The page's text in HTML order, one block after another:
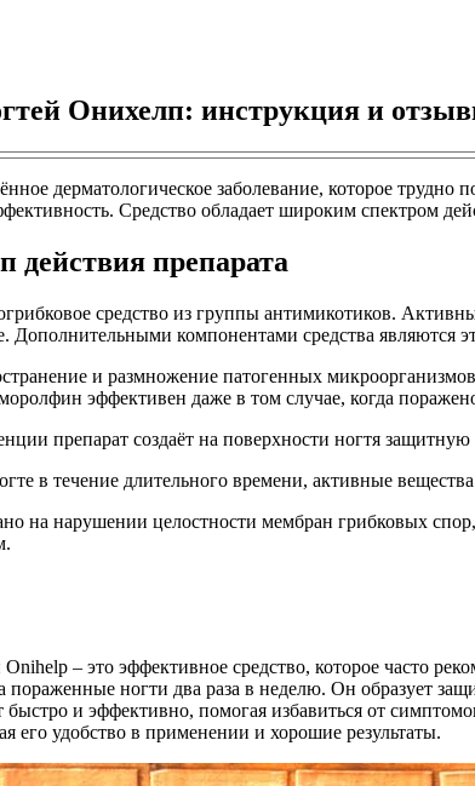
Онихелп: инструкция и
дерматологическое заболевание, которое
Средство обладает широким спектром
действия препарата
средство из группы антимикотиков.
Дополнительными компонентами средства являются
и размножение патогенных
эффективен даже в том случае, когда
препарат создаёт на поверхности ногтя
в течение длительного времени, активные
на нарушении целостности мембран грибковых
– это эффективное средство, которое часто
ногти два раза в неделю. Он образует
быстро и эффективно, помогая избавиться от
его удобство в применении и хорошие результаты.